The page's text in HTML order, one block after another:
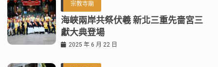
宗教寺廟
海峽兩岸共祭伏羲 新北三重先嗇宮三
獻大典登場
2025 年 6 月 22 日